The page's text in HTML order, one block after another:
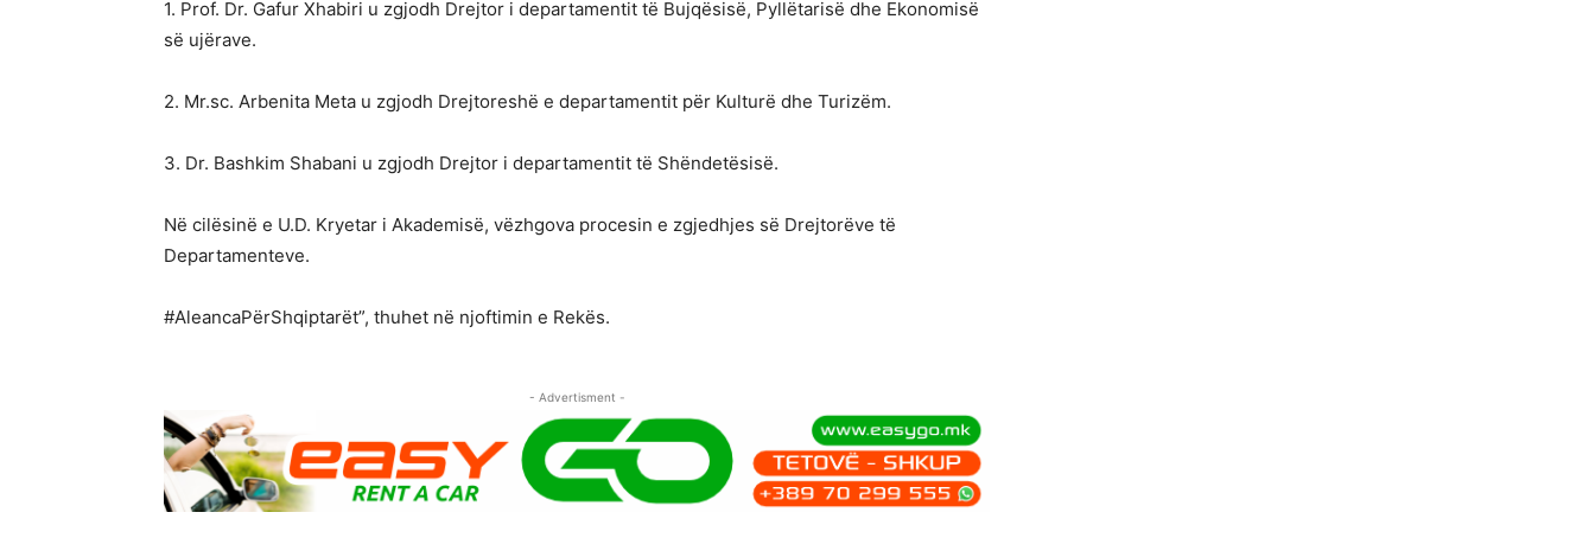
1. Prof. Dr. Gafur Xhabiri u zgjodh Drejtor i departamentit të Bujqësisë, Pyllëtarisë dhe Ekonomisë
së ujërave.
2. Mr.sc. Arbenita Meta u zgjodh Drejtoreshë e departamentit për Kulturë dhe Turizëm.
3. Dr. Bashkim Shabani u zgjodh Drejtor i departamentit të Shëndetësisë.
Në cilësinë e U.D. Kryetar i Akademisë, vëzhgova procesin e zgjedhjes së Drejtorëve të
Departamenteve.
#AleancaPërShqiptarët”, thuhet në njoftimin e Rekës.
- Advertisment -